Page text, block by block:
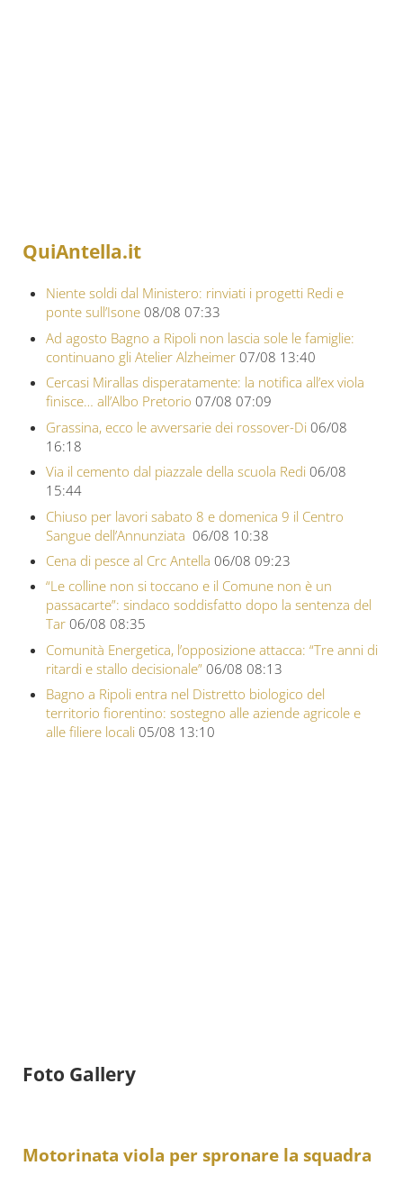
QuiAntella.it
Niente soldi dal Ministero: rinviati i progetti Redi e
ponte sull’Isone 08/08 07:33
Ad agosto Bagno a Ripoli non lascia sole le famiglie:
continuano gli Atelier Alzheimer 07/08 13:40
Cercasi Mirallas disperatamente: la notifica all’ex viola
finisce… all’Albo Pretorio 07/08 07:09
Grassina, ecco le avversarie dei rossover-Di 06/08
16:18
Via il cemento dal piazzale della scuola Redi 06/08
15:44
Chiuso per lavori sabato 8 e domenica 9 il Centro
Sangue dell’Annunziata 06/08 10:38
Cena di pesce al Crc Antella 06/08 09:23
“Le colline non si toccano e il Comune non è un
passacarte”: sindaco soddisfatto dopo la sentenza del
Tar 06/08 08:35
Comunità Energetica, l’opposizione attacca: “Tre anni di
ritardi e stallo decisionale” 06/08 08:13
Bagno a Ripoli entra nel Distretto biologico del
territorio fiorentino: sostegno alle aziende agricole e
alle filiere locali 05/08 13:10
Foto Gallery
Motorinata viola per spronare la squadra